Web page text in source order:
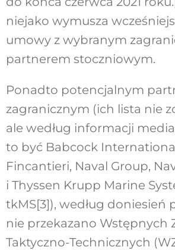
niejako wymusza
umowy z wybranym
partnerem stoczniowym.
Ponadto potencjalnym
zagranicznym (ich lista nie
ale według informacji
to być Babcock
Fincantieri, Naval Group,
i Thyssen Krupp Marine
tkMS[3]), według doniesień
nie przekazano Wstępnych
Taktyczno-Technicznych